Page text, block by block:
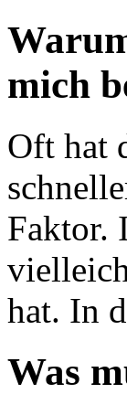
mich
Oft hat
Faktor.
hat. In
Was